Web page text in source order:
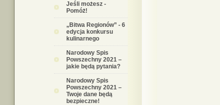
Jeśli możesz -
Pomóż!
„Bitwa Regionów” - 6
edycja konkursu
kulinarnego
Narodowy Spis
Powszechny 2021 –
jakie będą pytania?
Narodowy Spis
Powszechny 2021 –
Twoje dane będą
bezpieczne!